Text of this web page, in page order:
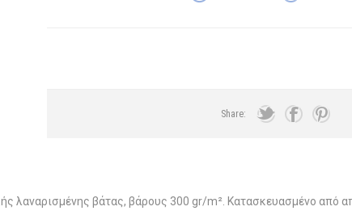
Share:
λαναρισμένης βάτας, βάρους 300 gr/m². Κατασκευασμένο από